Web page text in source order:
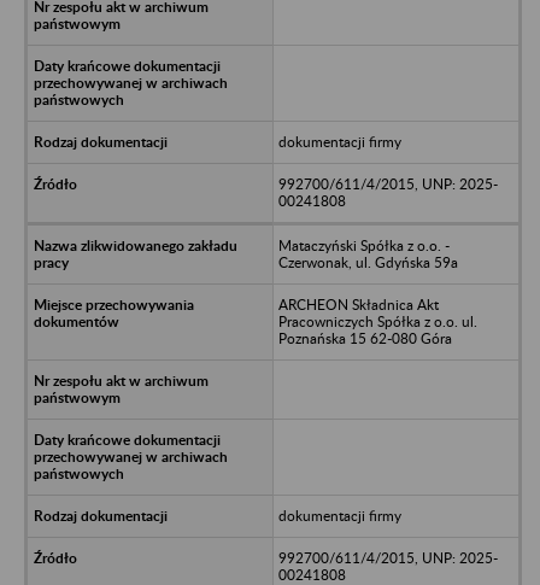
dokumentacji firmy
992700/611/4/2015, UNP: 2025-
00241808
Mataczyński Spółka z o.o. -
Czerwonak, ul. Gdyńska 59a
ARCHEON Składnica Akt
Pracowniczych Spółka z o.o. ul.
Poznańska 15 62-080 Góra
dokumentacji firmy
992700/611/4/2015, UNP: 2025-
00241808